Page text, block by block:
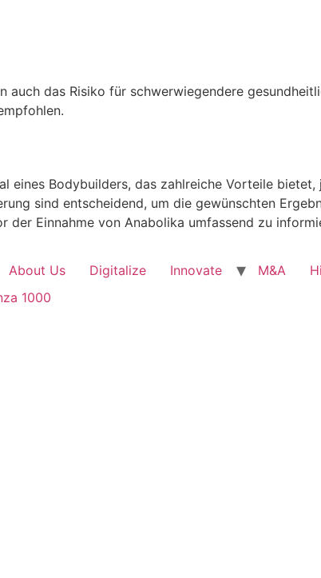
auch das Risiko für schwerwiegendere
eines Bodybuilders, das zahlreiche Vorteile
sind entscheidend, um die gewünschten
der Einnahme von Anabolika umfassend zu
About Us Digitalize Innovate M&A
1000